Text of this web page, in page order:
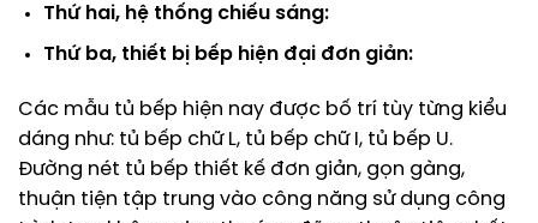
Thứ hai, hệ thống chiếu sáng:
Thứ ba, thiết bị bếp hiện đại đơn giản:
Các mẫu tủ bếp hiện nay được bố trí tùy từng kiểu
dáng như: tủ bếp chữ L, tủ bếp chữ I, tủ bếp U.
Đường nét tủ bếp thiết kế đơn giản, gọn gàng,
thuận tiện tập trung vào công năng sử dụng công